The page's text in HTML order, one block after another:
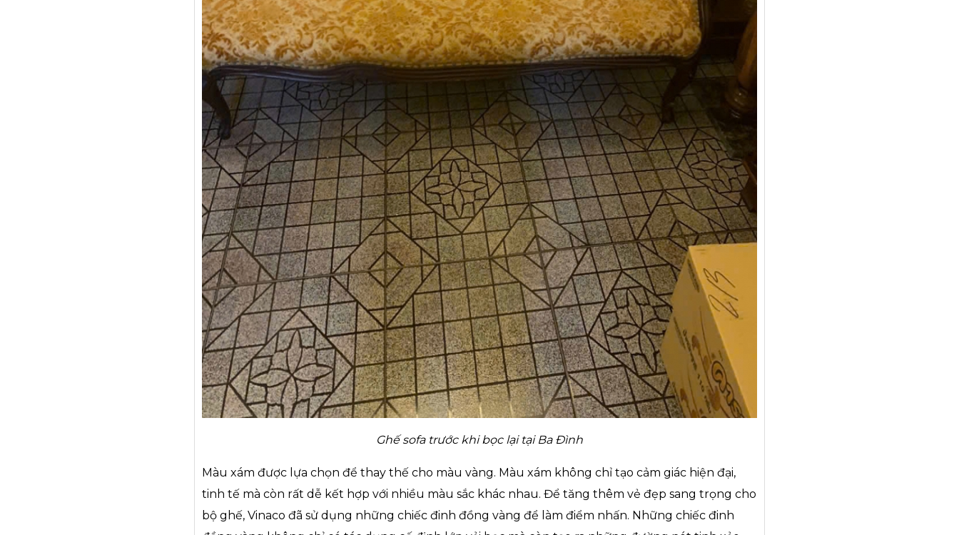
Ghế sofa trước khi bọc lại tại Ba Đình
Màu xám được lựa chọn để thay thế cho màu vàng. Màu xám không chỉ tạo cảm giác hiện đại,
tinh tế mà còn rất dễ kết hợp với nhiều màu sắc khác nhau. Để tăng thêm vẻ đẹp sang trọng cho
bộ ghế, Vinaco đã sử dụng những chiếc đinh đồng vàng để làm điểm nhấn. Những chiếc đinh